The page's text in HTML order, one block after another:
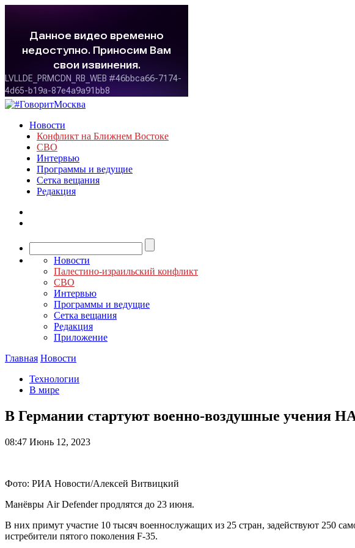
Новости
Конфликт на Ближнем Востоке
СВО
Интервью
Программы и ведущие
Сетка вещания
Редакция
Новости
Палестино-израильский конфликт
СВО
Интервью
Программы и ведущие
Сетка вещания
Редакция
Приложение
Главная Новости
Технологии
В мире
В Германии стартуют военно-воздушные учения
08:47 Июнь 12, 2023
Фото: РИА Новости/Алексей Витвицкий
Манёвры Air Defender продлятся до 23 июня.
В них примут участие 10 тысяч военнослужащих из 25 стран, задействуют 250
истребители пятого поколения F-35.